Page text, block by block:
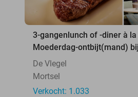
3-gangenlunch of -diner à
Moederdag-ontbijt(mand)
De Vlegel
Mortsel
Verkocht: 1.033